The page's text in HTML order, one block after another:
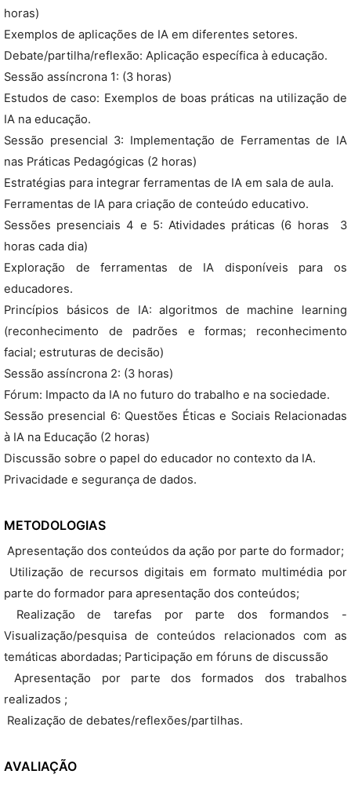
horas)
Exemplos de aplicações de IA em diferentes setores.
Debate/partilha/reflexão: Aplicação específica à educação.
Sessão assíncrona 1: (3 horas)
Estudos de caso: Exemplos de boas práticas na utilização de
IA na educação.
Sessão presencial 3: Implementação de Ferramentas de IA
nas Práticas Pedagógicas (2 horas)
Estratégias para integrar ferramentas de IA em sala de aula.
Ferramentas de IA para criação de conteúdo educativo.
Sessões presenciais 4 e 5: Atividades práticas (6 horas  3
horas cada dia)
Exploração de ferramentas de IA disponíveis para os
educadores.
Princípios básicos de IA: algoritmos de machine learning
(reconhecimento de padrões e formas; reconhecimento
facial; estruturas de decisão)
Sessão assíncrona 2: (3 horas)
Fórum: Impacto da IA no futuro do trabalho e na sociedade.
Sessão presencial 6: Questões Éticas e Sociais Relacionadas
à IA na Educação (2 horas)
Discussão sobre o papel do educador no contexto da IA.
Privacidade e segurança de dados.
METODOLOGIAS
 Apresentação dos conteúdos da ação por parte do formador;
 Utilização de recursos digitais em formato multimédia por
parte do formador para apresentação dos conteúdos;
 Realização de tarefas por parte dos formandos -
Visualização/pesquisa de conteúdos relacionados com as
temáticas abordadas; Participação em fóruns de discussão
 Apresentação por parte dos formados dos trabalhos
realizados ;
 Realização de debates/reflexões/partilhas.
AVALIAÇÃO